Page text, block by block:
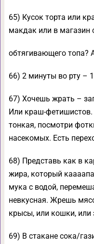
65) Кусок торта или
макдак или в магазин
обтягивающего топа?
66) 2 минуты во рту –
67) Хочешь жрать –
Или краш-
тонкая, посмотри
насекомых. Есть
68) Представь как в
жира, который
мука с водой,
невкусная. Жрешь
крысы, или кошки, или
69) В стакане сока/